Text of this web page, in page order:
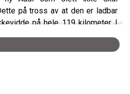
på tross av at den er ladbar
på hele 119 kilometer. I
Håkon om hva du bør passe på
for første gang.